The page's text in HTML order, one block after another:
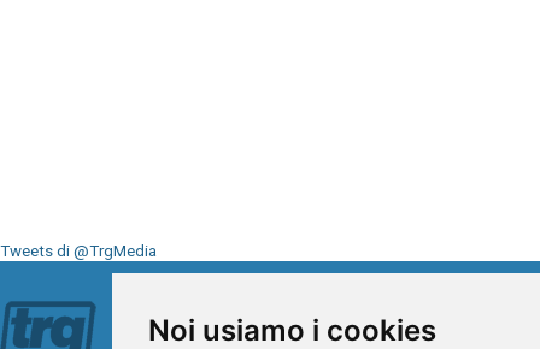
Noi usiamo i cookies
Tweets di @TrgMedia